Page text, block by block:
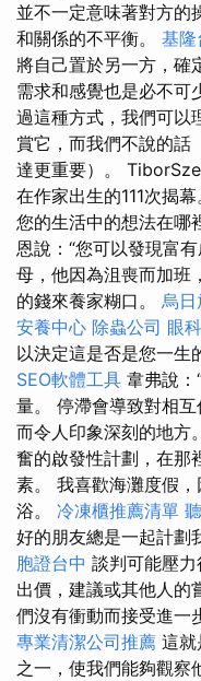
並不一定意味著對方的
和關係的不平衡。 基隆
將自己置於另一方，確
需求和感覺也是必不可
過這種方式，我們可以
賞它，而我們不說的話
達更重要）。
在作家出生的111次揭幕
您的生活中的想法在哪
恩說：“您可以發現富
母，他因為沮喪而加班
的錢來養家糊口。 烏日
安養中心 除蟲公司 眼
以決定這是否是您一生
SEO軟體工具 韋弗說：
量。 停滯會導致對相
而令人印象深刻的地方
奮的啟發性計劃，在那
素。 我喜歡海灘度假
浴。 冷凍櫃推薦清單
好的朋友總是一起計劃
胞證台中 談判可能壓力
出價，建議或其他人的
們沒有衝動而接受進一
專業清潔公司推薦 這就
之一，使我們能夠觀察